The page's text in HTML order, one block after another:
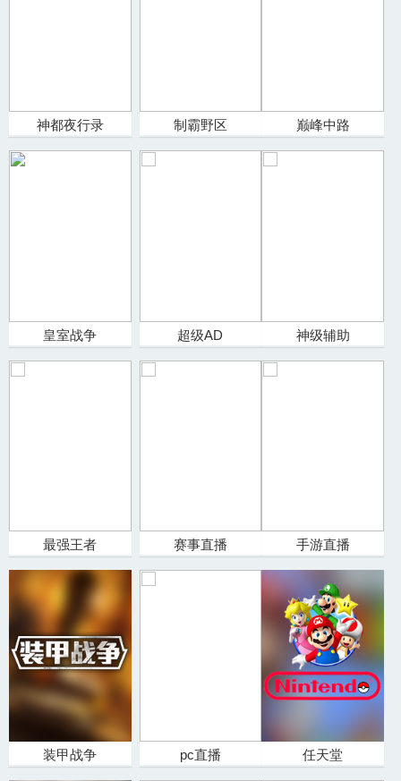
神都夜行录 制霸野区 巅峰中路
皇室战争 超级AD 神级辅助
最强王者 赛事直播 手游直播
装甲战争 pc直播 任天堂